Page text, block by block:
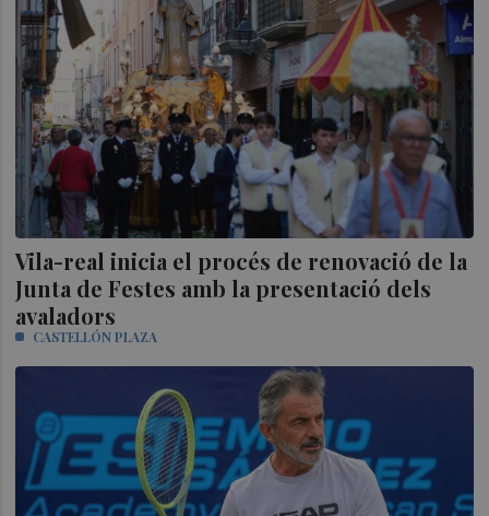
Vila-real inicia el procés de renovació de la
Junta de Festes amb la presentació dels
avaladors
CASTELLÓN PLAZA